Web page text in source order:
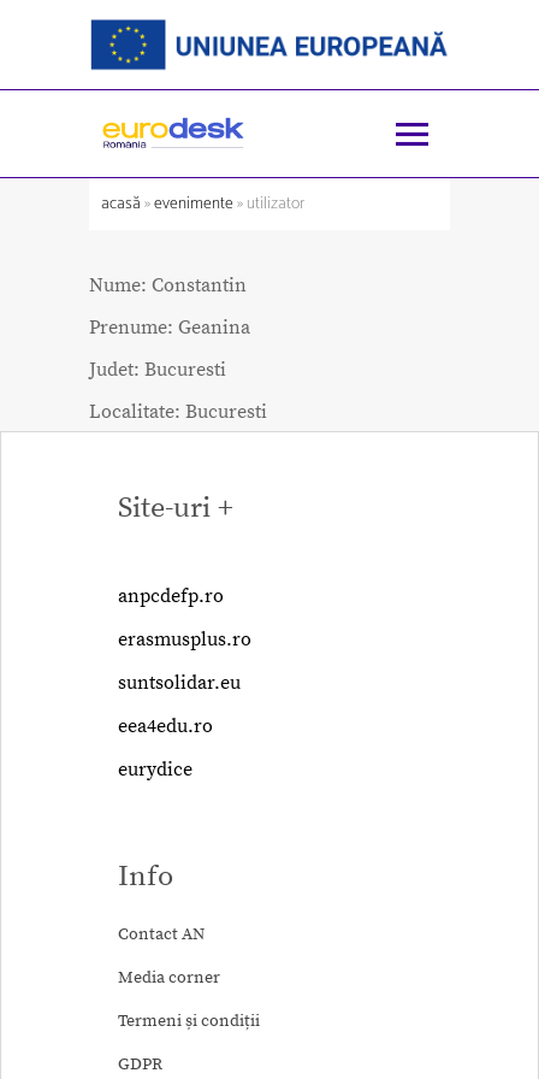
acasă»evenimente» utilizator
Nume: Constantin
Prenume: Geanina
Judet: Bucuresti
Localitate: Bucuresti
Site-uri +
anpcdefp.ro
erasmusplus.ro
suntsolidar.eu
eea4edu.ro
eurydice
Info
Contact AN
Media corner
Termeni și condiții
GDPR